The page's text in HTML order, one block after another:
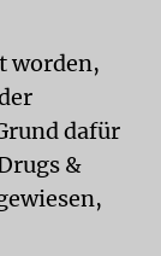
worden,
dafür
&